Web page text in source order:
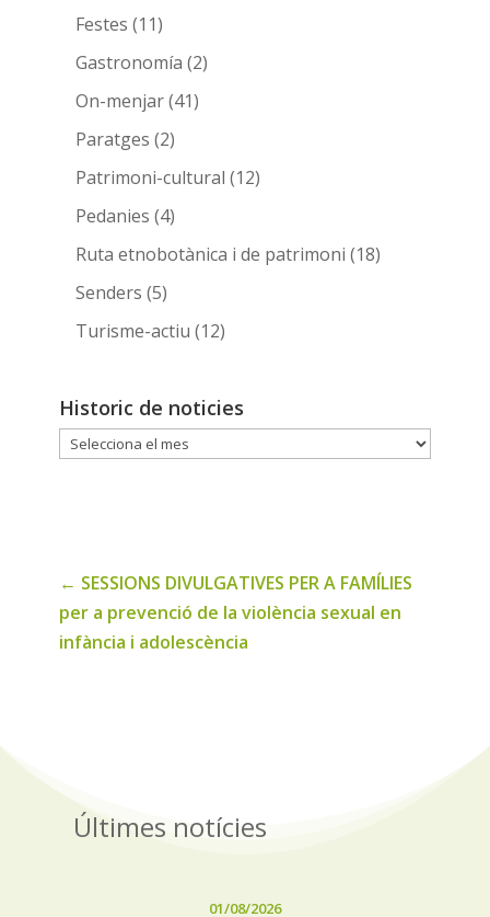
Festes (11)
Gastronomía (2)
On-menjar(41)
Paratges (2)
Patrimoni-cultural (12)
Pedanies (4)
Ruta etnobotànica i de patrimoni (18)
Senders (5)
Turisme-actiu (12)
Historic de noticies
Historic
← SESSIONS DIVULGATIVES PER A FAMÍLIES
per a prevenció de la violència sexual en
infància i adolescència
Últimes notícies
01/08/2026